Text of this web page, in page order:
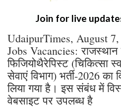
Join for live
UdaipurTimes, August
Jobs Vacancies: राजस्थान
फिजियोथैरेपिस्ट (चिकित्सा
सेवाएं विभाग) भर्ती-2026 का
लिया गया है। इस संबंध में
वेबसाइट पर उपलब्ध है